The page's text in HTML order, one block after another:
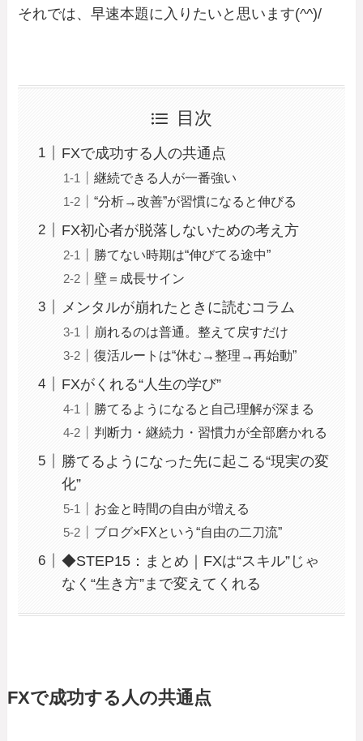
それでは、早速本題に入りたいと思います(^^)/
目次
FXで成功する人の共通点
継続できる人が一番強い
“分析→改善”が習慣になると伸びる
FX初心者が脱落しないための考え方
勝てない時期は“伸びてる途中”
壁＝成長サイン
メンタルが崩れたときに読むコラム
崩れるのは普通。整えて戻すだけ
復活ルートは“休む→整理→再始動”
FXがくれる“人生の学び”
勝てるようになると自己理解が深まる
判断力・継続力・習慣力が全部磨かれる
勝てるようになった先に起こる“現実の変
化”
お金と時間の自由が増える
ブログ×FXという“自由の二刀流”
◆STEP15：まとめ｜FXは“スキル”じゃ
なく“生き方”まで変えてくれる
FXで成功する人の共通点